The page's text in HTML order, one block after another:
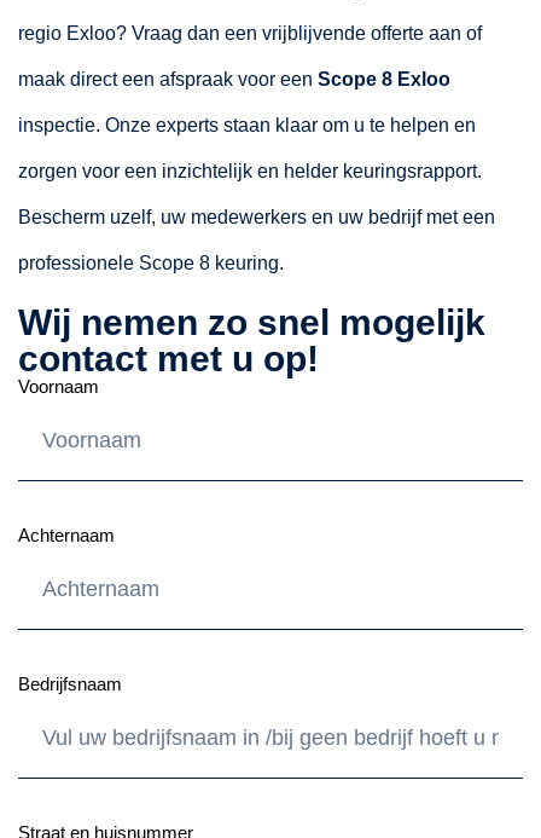
regio Exloo? Vraag dan een vrijblijvende offerte aan of
maak direct een afspraak voor een Scope 8 Exloo
inspectie. Onze experts staan klaar om u te helpen en
zorgen voor een inzichtelijk en helder keuringsrapport.
Bescherm uzelf, uw medewerkers en uw bedrijf met een
professionele Scope 8 keuring.
Wij nemen zo snel mogelijk
contact met u op!
Voornaam
Achternaam
Bedrijfsnaam
Straat en huisnummer